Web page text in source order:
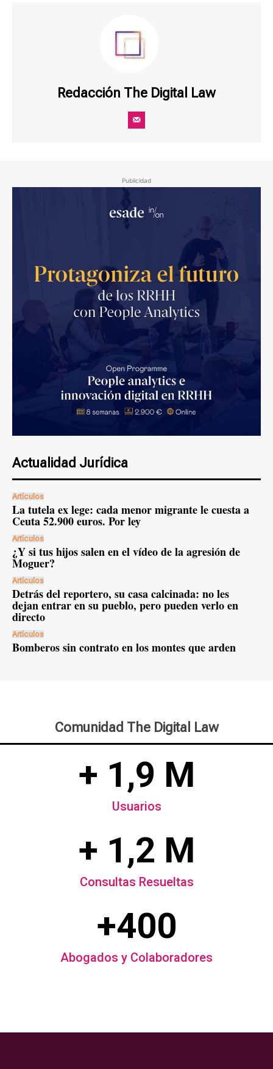
Redacción The Digital Law
Publicidad
Actualidad Jurídica
Artículos
La tutela ex lege: cada menor migrante le cuesta a
Ceuta 52.900 euros. Por ley
Artículos
¿Y si tus hijos salen en el vídeo de la agresión de
Moguer?
Artículos
Detrás del reportero, su casa calcinada: no les
dejan entrar en su pueblo, pero pueden verlo en
directo
Artículos
Bomberos sin contrato en los montes que arden
Comunidad The Digital Law
+ 1,9 M
Usuarios
+ 1,2 M
Consultas Resueltas
+400
Abogados y Colaboradores